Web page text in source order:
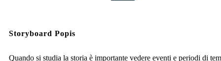
Storyboard Popis
Quando si studia la storia è importante vedere eventi e periodi di